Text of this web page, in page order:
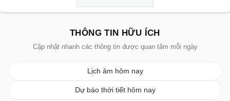
THÔNG TIN HỮU ÍCH
Cập nhật nhanh các thông tin được quan tâm mỗi ngày
Lịch âm hôm nay
Dự báo thời tiết hôm nay